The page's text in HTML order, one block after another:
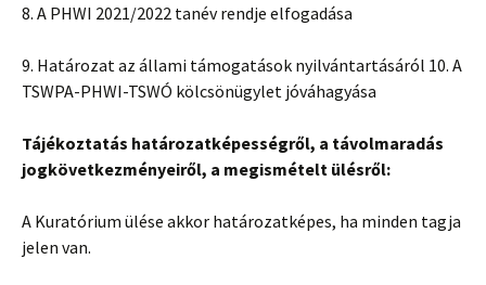
8. A PHWI 2021/2022 tanév rendje elfogadása
9. Határozat az állami támogatások nyilvántartásáról 10. A
TSWPA-PHWI-TSWÓ kölcsönügylet jóváhagyása
Tájékoztatás határozatképességről, a távolmaradás
jogkövetkezményeiről, a megismételt ülésről:
A Kuratórium ülése akkor határozatképes, ha minden tagja
jelen van.